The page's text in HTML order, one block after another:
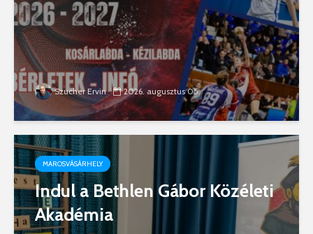
Szucher Ervin 2026. augusztus 05.
MAROSVÁSÁRHELY
Indul a Bethlen Gábor Közéleti
Akadémia